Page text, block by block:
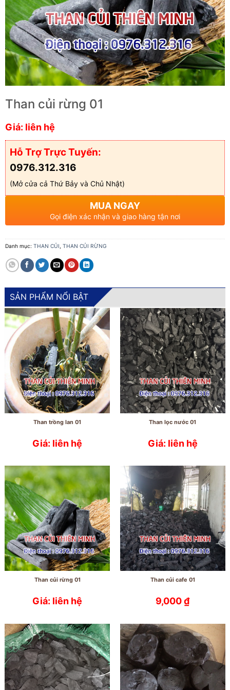
Than củi rừng 01
Giá: liên hệ
Hỗ Trợ Trực Tuyến:
0976.312.316
(Mở cửa cả Thứ Bảy và Chủ Nhật)
MUA NGAY
Gọi điện xác nhận và giao hàng tận nơi
Danh mục: THAN CỦI, THAN CỦI RỪNG
SẢN PHẨM NỔI BẬT
Than trồng lan 01
Giá: liên hệ
Than lọc nước 01
Giá: liên hệ
Than củi rừng 01
Giá: liên hệ
Than củi cafe 01
9,000₫